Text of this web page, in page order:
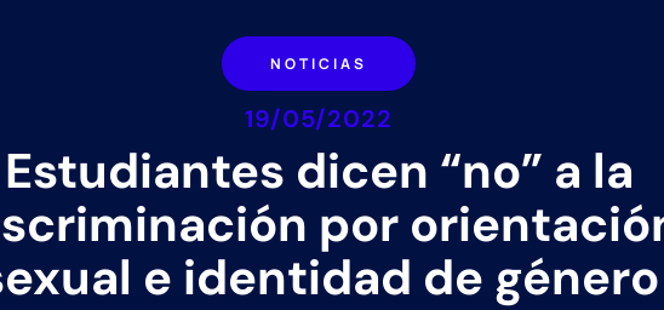
NOTICIAS
19/05/2022
Estudiantes dicen “no” a la
por
e identidad de género